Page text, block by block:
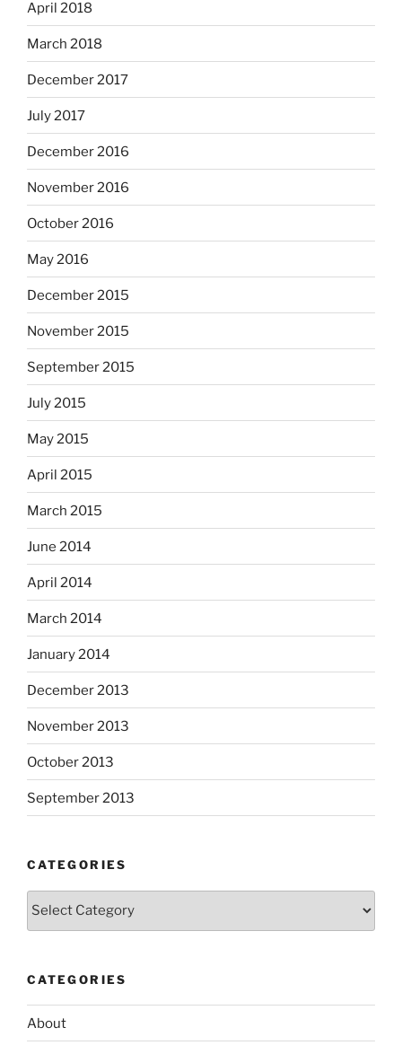
April 2018
March 2018
December 2017
July 2017
December 2016
November 2016
October 2016
May 2016
December 2015
November 2015
September 2015
July 2015
May 2015
April 2015
March 2015
June 2014
April 2014
March 2014
January 2014
December 2013
November 2013
October 2013
September 2013
CATEGORIES
Categories
CATEGORIES
About